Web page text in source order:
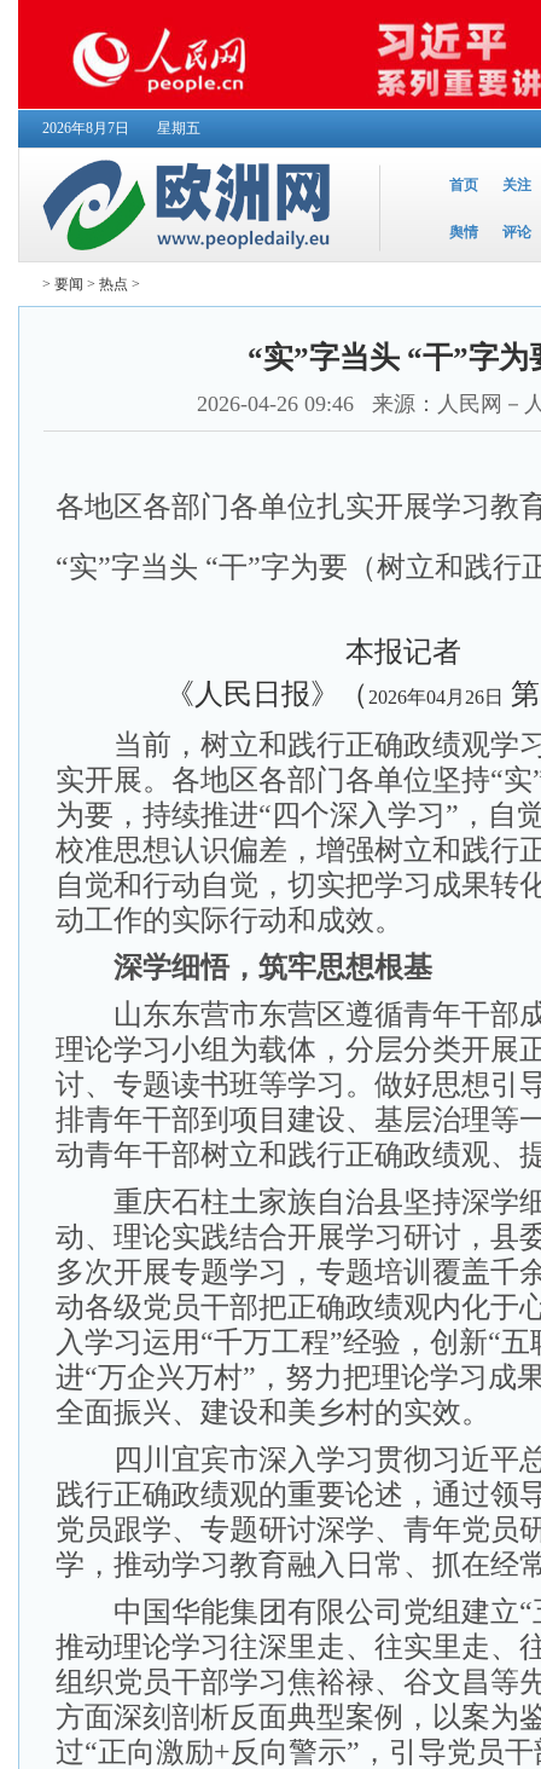
2026年8月7日 星期五
首页 关注
舆情 评论
> 要闻 > 热点 >
“实”字当头 “干”字为
2026-04-26 09:46 来源：人民网－
各地区各部门各单位扎实开展学习
“实”字当头 “干”字为要（树立和践行
本报记者
《人民日报》（ 2026年04月26日
当前，树立和践行正确政绩观学
实开展。各地区各部门各单位坚持“实
为要，持续推进“四个深入学习”，自
校准思想认识偏差，增强树立和践行
自觉和行动自觉，切实把学习成果转
动工作的实际行动和成效。
深学细悟，筑牢思想根基
山东东营市东营区遵循青年干部
理论学习小组为载体，分层分类开展
讨、专题读书班等学习。做好思想引
排青年干部到项目建设、基层治理等
动青年干部树立和践行正确政绩观、
重庆石柱土家族自治县坚持深学
动、理论实践结合开展学习研讨，县
多次开展专题学习，专题培训覆盖千
动各级党员干部把正确政绩观内化于
入学习运用“千万工程”经验，创新“
进“万企兴万村”，努力把理论学习成
全面振兴、建设和美乡村的实效。
四川宜宾市深入学习贯彻习近平
践行正确政绩观的重要论述，通过领
党员跟学、专题研讨深学、青年党员
学，推动学习教育融入日常、抓在经
中国华能集团有限公司党组建立“
推动理论学习往深里走、往实里走、
组织党员干部学习焦裕禄、谷文昌等
方面深刻剖析反面典型案例，以案为
过“正向激励+反向警示”，引导党员